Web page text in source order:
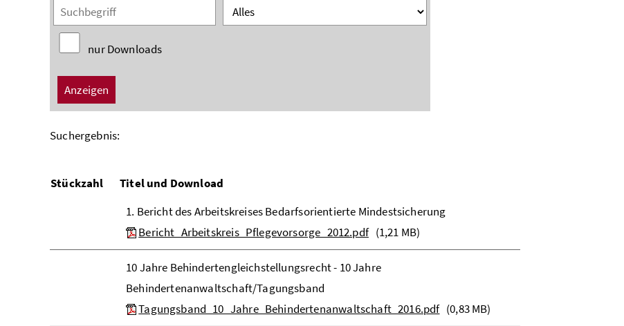
nur Downloads
Suchergebnis:
Stückzahl
Titel und Download
1. Bericht des Arbeitskreises Bedarfsorientierte Mindestsicherung
Bericht_Arbeitskreis_Pflegevorsorge_2012.pdf (1,21 MB)
10 Jahre Behindertengleichstellungsrecht - 10 Jahre
Behindertenanwaltschaft/Tagungsband
Tagungsband_10_Jahre_Behindertenanwaltschaft_2016.pdf (0,83 MB)